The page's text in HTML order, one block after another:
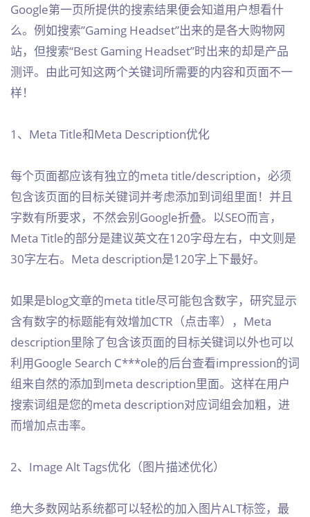
Google第一页所提供的搜索结果便会知道用户想看什
么。例如搜索”Gaming Headset”出来的是各大购物网
站，但搜索“Best Gaming Headset”时出来的却是产品
测评。由此可知这两个关键词所需要的内容和页面不一
样！
1、Meta Title和Meta Description优化
每个页面都应该有独立的meta title/description，必须
包含该页面的目标关键词并考虑添加到词组里面！并且
字数有所要求，不然会别Google折叠。以SEO而言，
Meta Title的部分是建议英文在120字母左右，中文则是
30字左右。Meta description是120字上下最好。
如果是blog文章的meta title尽可能包含数字，研究显示
含有数字的标题能有效增加CTR（点击率），Meta
description里除了包含该页面的目标关键词以外也可以
利用Google Search C***ole的后台查看impression的词
组来自然的添加到meta description里面。这样在用户
搜索词组是您的meta description对应词组会加粗，进
而增加点击率。
2、Image Alt Tags优化（图片描述优化）
绝大多数网站系统都可以轻松的加入图片ALT标签，最